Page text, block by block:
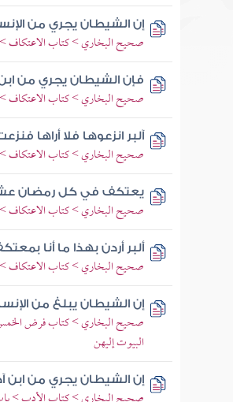
إن الشيطان يجري من
صحيح البخاري > كتاب الاعتكاف >
فإن الشيطان يجري من
صحيح البخاري > كتاب الاعتكاف
آلبر انزعوها فلا أراها
صحيح البخاري > كتاب الاعتكاف
يعتكف في كل رمضان
صحيح البخاري > كتاب الاعتكاف
ألبر أردن بهذا ما أنا
صحيح البخاري > كتاب الاعتكاف >
إن الشيطان يبلغ من
صحيح البخاري > كتاب فرض الخمس
البيوت إليهن
إن الشيطان يجري من ابن